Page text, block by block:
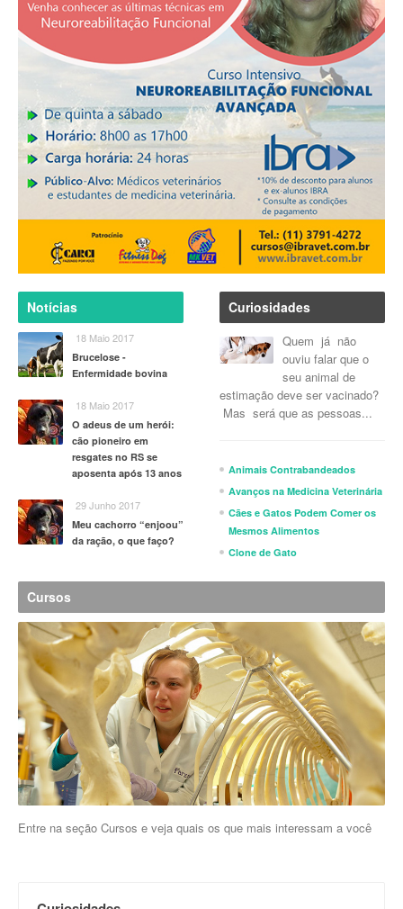
Notícias
18 Maio 2017
Brucelose -
Enfermidade bovina
18 Maio 2017
O adeus de um herói:
cão pioneiro em
resgates no RS se
aposenta após 13 anos
29 Junho 2017
Meu cachorro “enjoou”
da ração, o que faço?
Curiosidades
Quem já não
ouviu falar que o
seu animal de
estimação deve ser vacinado?
Mas será que as pessoas...
Animais Contrabandeados
Avanços na Medicina Veterinária
Cães e Gatos Podem Comer os
Mesmos Alimentos
Clone de Gato
Cursos
Entre na seção Cursos e veja quais os que mais interessam a você